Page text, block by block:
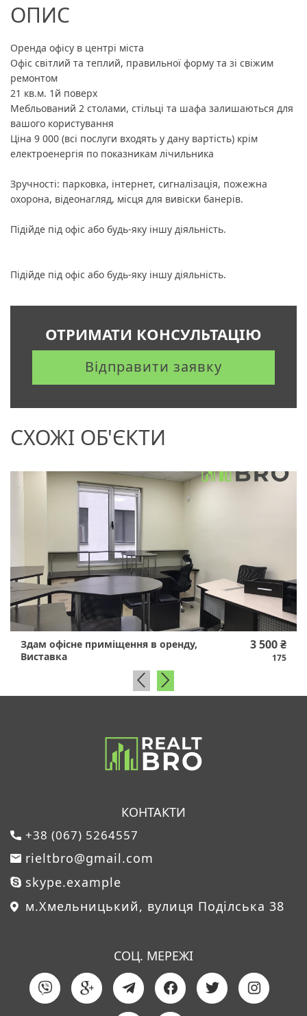
ОПИС
Оренда офісу в центрі міста
Офіс світлий та теплий, правильної форму та зі свіжим
ремонтом
21 кв.м. 1й поверх
Мебльований 2 столами, стільці та шафа залишаються для
вашого користування
Ціна 9 000 (всі послуги входять у дану вартість) крім
електроенергія по показникам лічильника
Зручності: парковка, інтернет, сигналізація, пожежна
охорона, відеонагляд, місця для вивіски банерів.
Підійде під офіс або будь-яку іншу діяльність.
Підійде під офіс або будь-яку іншу діяльність.
ОТРИМАТИ КОНСУЛЬТАЦІЮ
Відправити заявку
СХОЖІ ОБ'ЄКТИ
Здам офісне приміщення в оренду,
Виставка
3 500 ₴
175
КОНТАКТИ
+38 (067) 5264557
rieltbro@gmail.com
skype.example
м.Хмельницький, вулиця Поділська 38
СОЦ. МЕРЕЖІ